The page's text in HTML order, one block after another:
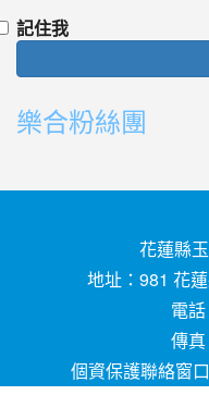
記住我
樂合粉絲團
花蓮縣
地址：981 花
電
傳
個資保護聯絡窗